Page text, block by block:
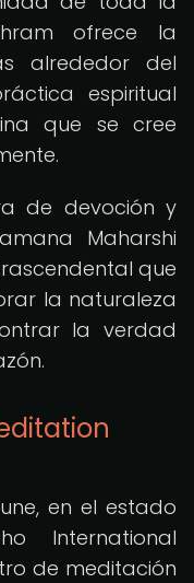
ofrece la
alrededor del
espiritual
que se cree
de devoción y
Maharshi
que
la naturaleza
la verdad
en el estado
International
de meditación